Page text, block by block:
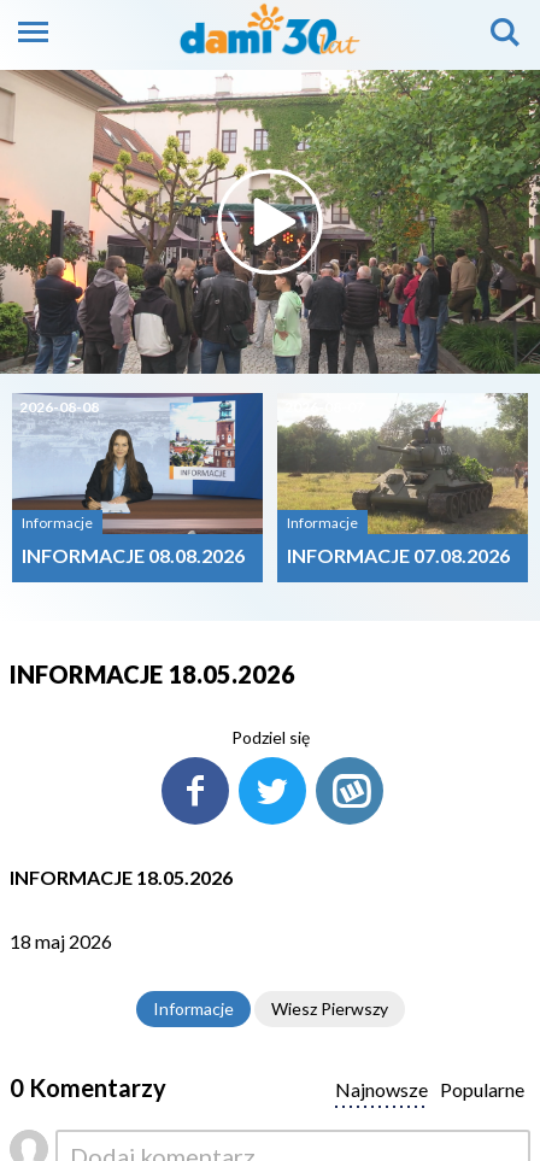
2026-08-08
Informacje
INFORMACJE 08.08.2026
Informacje
INFORMACJE 07.08.2026
INFORMACJE 18.05.2026
Podziel się
INFORMACJE 18.05.2026
18 maj 2026
Informacje Wiesz Pierwszy
0 Komentarzy Popularne
Najnowsze